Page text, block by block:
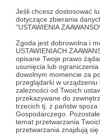
Jeśli chcesz dostosować
dotyczące zbierania
"USTAWIENIA
Zgoda jest dobrowolna i
USTAWIENIACH
opisane Twoje prawo
usunięcia lub
dowolnym momencie za
przeglądarki w
zależności od Twoich
przekazywane do
trzecich tj. z państw
Gospodarczego.
temat przetwarzania
przetwarzania znajdują
Dołącz do
Wesprzyj działalność